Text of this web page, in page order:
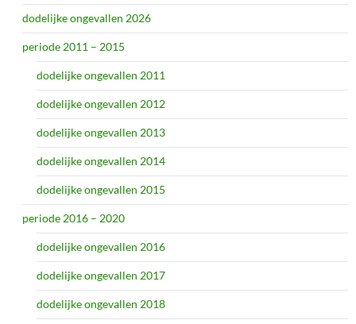
dodelijke ongevallen 2026
periode 2011 – 2015
dodelijke ongevallen 2011
dodelijke ongevallen 2012
dodelijke ongevallen 2013
dodelijke ongevallen 2014
dodelijke ongevallen 2015
periode 2016 – 2020
dodelijke ongevallen 2016
dodelijke ongevallen 2017
dodelijke ongevallen 2018